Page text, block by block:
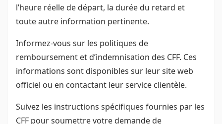
l’heure réelle de départ, la durée du retard et
toute autre information pertinente.
Informez-vous sur les politiques de
remboursement et d’indemnisation des CFF. Ces
informations sont disponibles sur leur site web
officiel ou en contactant leur service clientèle.
Suivez les instructions spécifiques fournies par les
CFF pour soumettre votre demande de